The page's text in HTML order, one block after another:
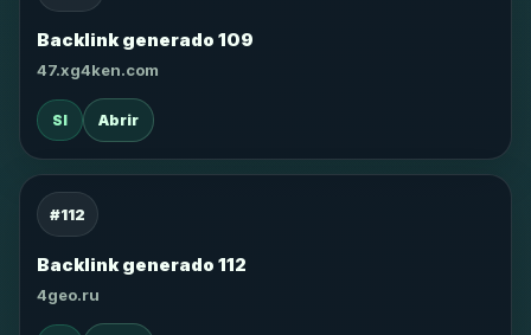
Backlink generado 109
47.xg4ken.com
SI Abrir
#112
Backlink generado 112
4geo.ru